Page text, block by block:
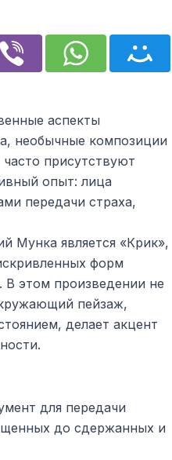
аспекты
необычные композиции
присутствуют
опыт: лица
передачи страха,
Мунка является «Крик»,
форм
В этом произведении не
пейзаж,
делает акцент
для передачи
до сдержанных и